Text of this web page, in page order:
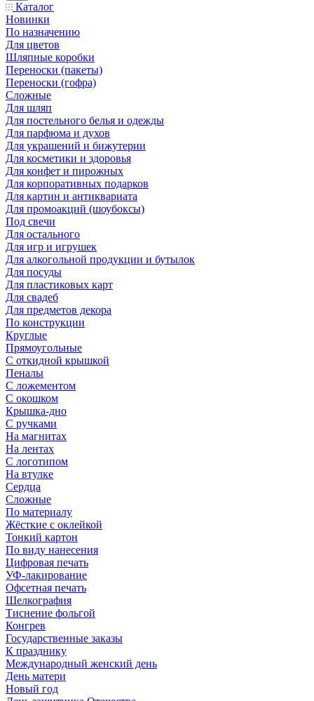
Каталог
Новинки
По назначению
Для цветов
Шляпные коробки
Переноски (пакеты)
Переноски (гофра)
Сложные
Для шляп
Для постельного белья и одежды
Для парфюма и духов
Для украшений и бижутерии
Для косметики и здоровья
Для конфет и пирожных
Для корпоративных подарков
Для картин и антиквариата
Для промоакций (шоубоксы)
Под свечи
Для остального
Для игр и игрушек
Для алкогольной продукции и бутылок
Для посуды
Для пластиковых карт
Для свадеб
Для предметов декора
По конструкции
Круглые
Прямоугольные
С откидной крышкой
Пеналы
С ложементом
С окошком
Крышка-дно
С ручками
На магнитах
На лентах
С логотипом
На втулке
Сердца
Сложные
По материалу
Жёсткие с оклейкой
Тонкий картон
По виду нанесения
Цифровая печать
УФ-лакирование
Офсетная печать
Шелкография
Тиснение фольгой
Конгрев
Государственные заказы
К празднику
Международный женский день
День матери
Новый год